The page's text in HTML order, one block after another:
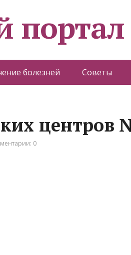
портал
болезней Советы
центров
0